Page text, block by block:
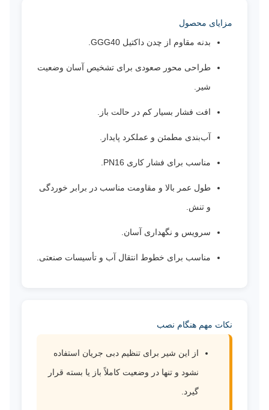
مزایای محصول
بدنه مقاوم از چدن داکتیل GGG40.
طراحی محور صعودی برای تشخیص آسان وضعیت
شیر.
افت فشار بسیار کم در حالت باز.
آب‌بندی مطمئن و عملکرد پایدار.
مناسب برای فشار کاری PN16.
طول عمر بالا و مقاومت مناسب در برابر خوردگی
و تنش.
سرویس و نگهداری آسان.
مناسب برای خطوط انتقال آب و تأسیسات صنعتی.
نکات مهم هنگام نصب
از این شیر برای تنظیم دبی جریان استفاده
نشود و تنها در وضعیت کاملاً باز یا بسته قرار
گیرد.